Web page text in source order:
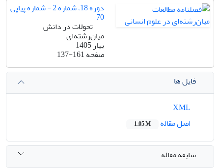
دوره 18، شماره 2 - شماره پیاپی
70
تحولات در دانش
میان‌رشته‌ای
بهار 1405
صفحه137-161
فایل ها
اصل مقاله
1.05 M
سابقه مقاله